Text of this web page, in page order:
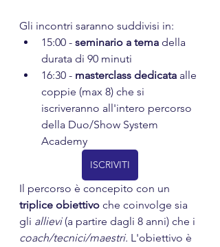
Gli incontri saranno suddivisi in:
15:00 - seminario a tema della
durata di 90 minuti
16:30 - masterclass dedicata alle
coppie (max 8) che si
iscriveranno all'intero percorso
della Duo/Show System
Academy
ISCRIVITI
Il percorso è concepito con un
triplice obiettivo che coinvolge sia
gli allievi (a partire dagli 8 anni) che i
coach/tecnici/maestri. L'obiettivo è